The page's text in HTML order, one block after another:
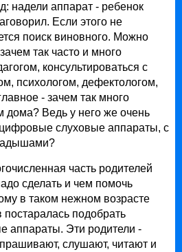
надели аппарат - ребенок
Если этого не
поиск виновного. Можно
так часто и много
консультироваться с
психологом, дефектологом,
- зачем так много
дома? Ведь у него же очень
слуховые аппараты, с
часть родителей
сделать и чем помочь
в таком нежном возрасте
подобрать
аппараты. Эти родители -
слушают, читают и